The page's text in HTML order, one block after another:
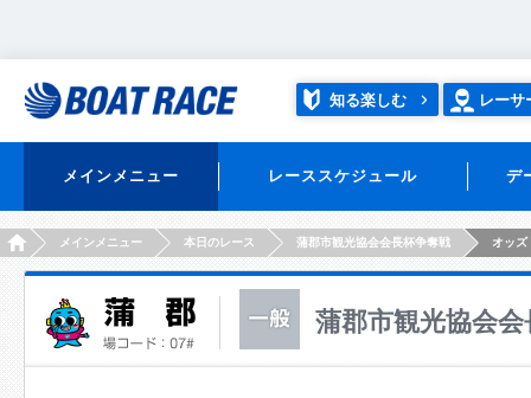
知る楽しむ レーサ
メインメニュー レーススケジュール デ
HOMEメインメニュー 本日のレース 蒲郡市観光協会会長杯争奪戦 オッズ
蒲郡市観光協会